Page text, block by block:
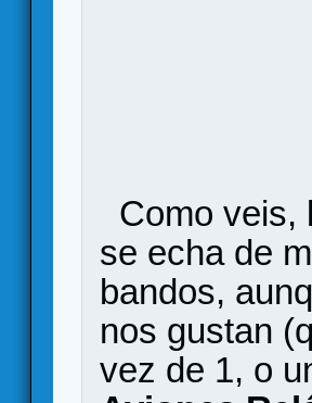
Como veis,
se echa de
bandos,
nos gustan
vez de 1, o